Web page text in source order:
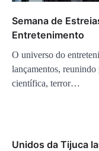
Semana de
Entretenimento
O universo do
lançamentos,
científica, terror…
Unidos da Tijuca